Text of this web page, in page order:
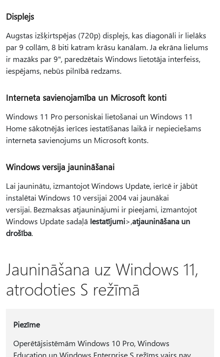
Displejs
Augstas izšķirtspējas (720p) displejs, kas diagonāli ir lielāks
par 9 collām, 8 biti katram krāsu kanālam. Ja ekrāna lielums
ir mazāks par 9", paredzētais Windows lietotāja interfeiss,
iespējams, nebūs pilnībā redzams.
Interneta savienojamība un Microsoft konti
Windows 11 Pro personiskai lietošanai un Windows 11
Home sākotnējās ierīces iestatīšanas laikā ir nepieciešams
interneta savienojums un Microsoft konts.
Windows versija jaunināšanai
Lai jauninātu, izmantojot Windows Update, ierīcē ir jābūt
instalētai Windows 10 versijai 2004 vai jaunākai
versijai. Bezmaksas atjauninājumi ir pieejami, izmantojot
Windows Update sadaļā Iestatījumi>,atjaunināšana un
drošība.
Jaunināšana uz Windows 11,
atrodoties S režīmā
Piezīme
Operētājsistēmām Windows 10 Pro, Windows
Education un Windows Enterprise S režīms vairs nav